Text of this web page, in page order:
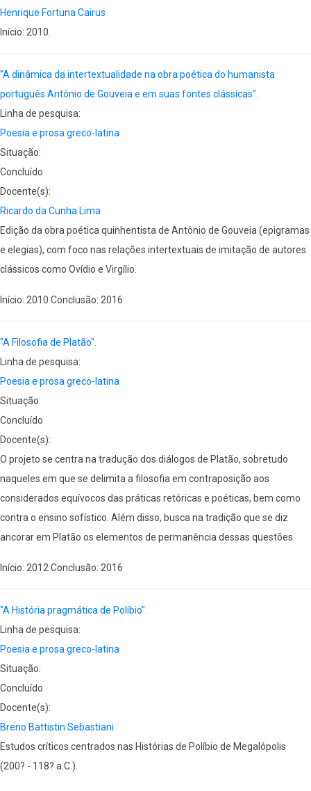
Henrique Fortuna Cairus
Início: 2010.
"A dinâmica da intertextualidade na obra poética do humanista
português Antônio de Gouveia e em suas fontes clássicas".
Linha de pesquisa:
Poesia e prosa greco-latina
Situação:
Concluído
Docente(s):
Ricardo da Cunha Lima
Edição da obra poética quinhentista de Antônio de Gouveia (epigramas
e elegias), com foco nas relações intertextuais de imitação de autores
clássicos como Ovídio e Virgílio.
Início: 2010 Conclusão: 2016
"A Filosofia de Platão".
Linha de pesquisa:
Poesia e prosa greco-latina
Situação:
Concluído
Docente(s):
O projeto se centra na tradução dos diálogos de Platão, sobretudo
naqueles em que se delimita a filosofia em contraposição aos
considerados equívocos das práticas retóricas e poéticas, bem como
contra o ensino sofístico. Além disso, busca na tradição que se diz
ancorar em Platão os elementos de permanência dessas questões.
Início: 2012 Conclusão: 2016
"A História pragmática de Políbio".
Linha de pesquisa:
Poesia e prosa greco-latina
Situação:
Concluído
Docente(s):
Breno Battistin Sebastiani
Estudos críticos centrados nas Histórias de Políbio de Megalópolis
(200? - 118? a.C.).